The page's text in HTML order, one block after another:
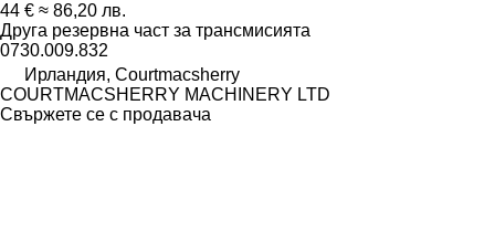
44 € ≈ 86,20 лв.
Друга резервна част за трансмисията
0730.009.832
Ирландия, Courtmacsherry
COURTMACSHERRY MACHINERY LTD
Свържете се с продавача